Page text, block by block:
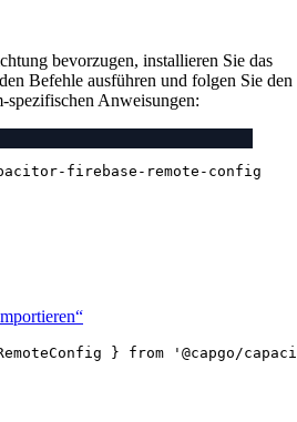
bevorzugen, installieren Sie das
Befehle ausführen und folgen Sie den
spezifischen Anweisungen:
firebase-remote-config
} from '@capgo/